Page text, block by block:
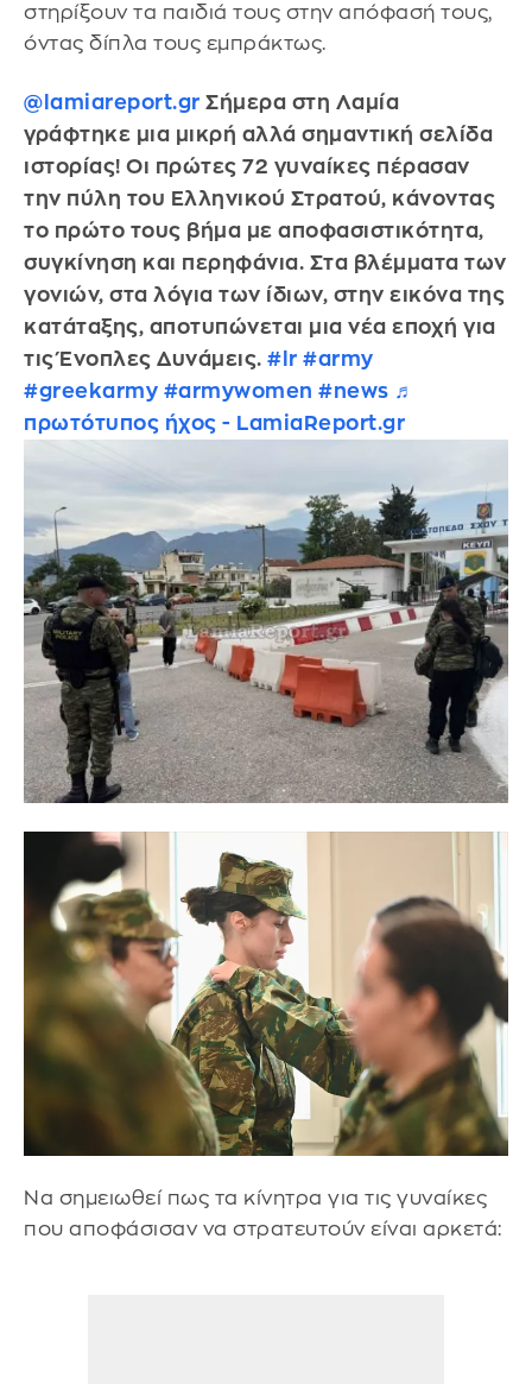
στηρίξουν τα παιδιά τους στην απόφασή τους,
όντας δίπλα τους εμπράκτως.
@lamiareport.gr Σήμερα στη Λαμία
γράφτηκε μια μικρή αλλά σημαντική σελίδα
ιστορίας! Οι πρώτες 72 γυναίκες πέρασαν
την πύλη του Ελληνικού Στρατού, κάνοντας
το πρώτο τους βήμα με αποφασιστικότητα,
συγκίνηση και περηφάνια. Στα βλέμματα των
γονιών, στα λόγια των ίδιων, στην εικόνα της
κατάταξης, αποτυπώνεται μια νέα εποχή για
τις Ένοπλες Δυνάμεις. #lr #army
#greekarmy #armywomen #news ♬
πρωτότυπος ήχος - LamiaReport.gr
Να σημειωθεί πως τα κίνητρα για τις γυναίκες
που αποφάσισαν να στρατευτούν είναι αρκετά: